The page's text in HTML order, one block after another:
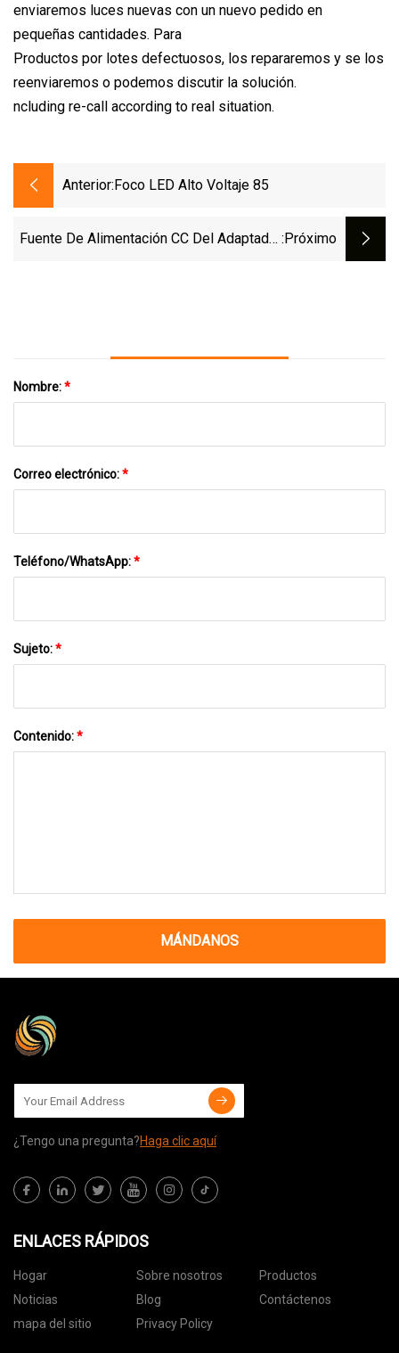
enviaremos luces nuevas con un nuevo pedido en
pequeñas cantidades. Para
Productos por lotes defectuosos, los repararemos y se los
reenviaremos o podemos discutir la solución.
ncluding re-call according to real situation.
Anterior: Foco LED Alto Voltaje 85
Fuente De Alimentación CC Del Adaptador :próximo
Nombre:*
Correo electrónico:*
Teléfono/WhatsApp:*
Sujeto:*
Contenido:*
MÁNDANOS
¿Tengo una pregunta?Haga clic aquí
ENLACES RÁPIDOS
Hogar Sobre nosotros
Productos
Noticias
Blog
Contáctenos
mapa del sitio
Privacy Policy